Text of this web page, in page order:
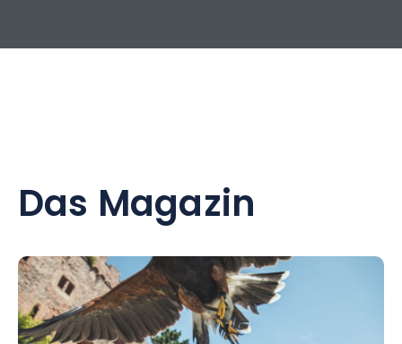
Das Magazin